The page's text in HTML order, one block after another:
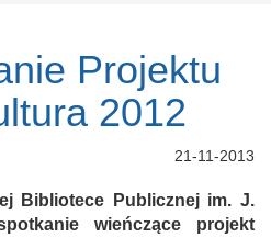
Projektu
2012
21-11-2013
Bibliotece Publicznej im. J.
wieńczące projekt